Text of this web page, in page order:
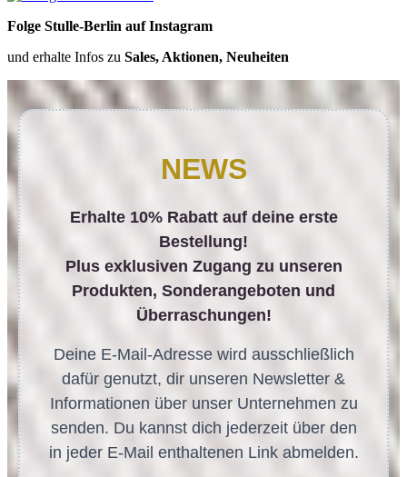
Folge Stulle-Berlin auf Instagram
und erhalte Infos zu Sales, Aktionen, Neuheiten
NEWS
Erhalte 10% Rabatt auf deine erste
Bestellung!
Plus exklusiven Zugang zu unseren
Produkten, Sonderangeboten und
Überraschungen!
Deine E-Mail-Adresse wird ausschließlich
dafür genutzt, dir unseren Newsletter &
Informationen über unser Unternehmen zu
senden. Du kannst dich jederzeit über den
in jeder E-Mail enthaltenen Link abmelden.